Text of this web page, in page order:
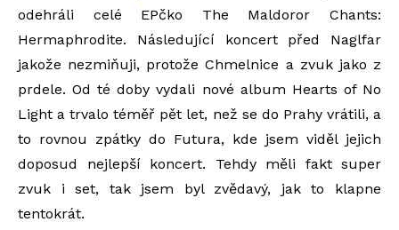
odehráli celé EPčko The Maldoror Chants:
Hermaphrodite. Následující koncert před Naglfar
jakože nezmiňuji, protože Chmelnice a zvuk jako z
prdele. Od té doby vydali nové album Hearts of No
Light a trvalo téměř pět let, než se do Prahy vrátili, a
to rovnou zpátky do Futura, kde jsem viděl jejich
doposud nejlepší koncert. Tehdy měli fakt super
zvuk i set, tak jsem byl zvědavý, jak to klapne
tentokrát.